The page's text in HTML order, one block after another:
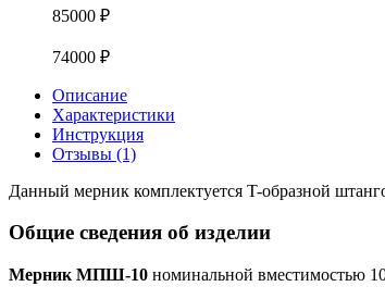
85000 ₽
74000 ₽
Описание
Характеристики
Инструкция
Отзывы (1)
Данный мерник комплектуется T-образной
Общие сведения об изделии
Мерник МПШ-10 номинальной вместимостью